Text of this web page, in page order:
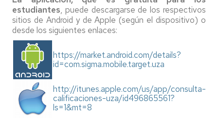
estudiantes, puede descargarse de los respectivos
sitios de Android y de Apple (según el dispositivo) o
desde los siguientes enlaces:
https://market.android.com/details?
id=com.sigma.mobile.target.uza
http://itunes.apple.com/us/app/consulta-
calificaciones-uza/id496865561?
ls=1&mt=8